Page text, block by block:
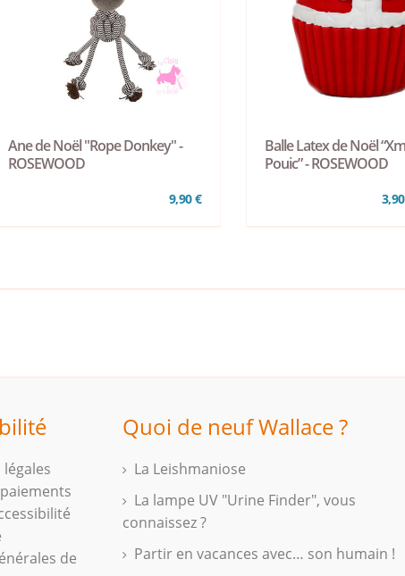
Ane de Noël "Rope Donkey" -
ROSEWOOD
9,90 €
Balle Latex de Noël
Pouic” - ROSEWOOD
de
Quoi de neuf Wallace ?
La Leishmaniose
La lampe UV "Urine Finder", vous
connaissez ?
Partir en vacances avec… son humain !